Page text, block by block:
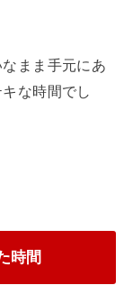
まま手元にあ
な時間でし
時間